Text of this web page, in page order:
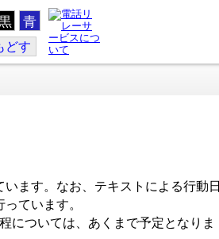
青
どす
ます。なお、テキストによる行動日
ています。
については、あくまで予定となりま